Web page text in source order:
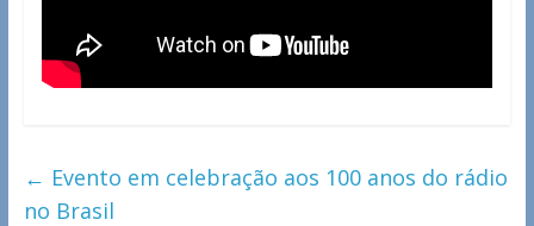
← Evento em celebração aos 100 anos do rádio
no Brasil